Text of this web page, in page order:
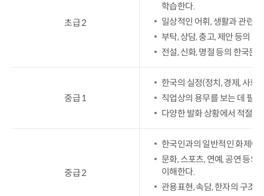
초급 2
학습한다.
일상적인 어휘, 생활과 관련
부탁, 상담, 충고, 제안 등의
전설, 신화, 명절 등의 한국문
중급 1
한국의 실정(정치, 경제, 사회
직업상의 용무를 보는 데 필
다양한 발화 상황에서 적절
중급 2
한국인과의 일반적인 화제에
문화, 스포츠, 연예, 공연 등의
이해한다.
관용표현, 속담, 한자의 구조